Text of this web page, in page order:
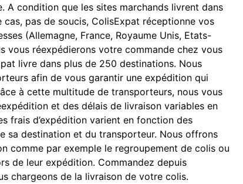
A condition que les sites marchands livrent dans
cas, pas de soucis, ColisExpat réceptionne vos
(Allemagne, France, Royaume Unis, Etats-
vous réexpédierons votre commande chez vous
livre dans plus de 250 destinations. Nous
afin de vous garantir une expédition qui
à cette multitude de transporteurs, nous vous
et des délais de livraison variables en
frais d’expédition varient en fonction des
sa destination et du transporteur. Nous offrons
comme par exemple le regroupement de colis ou
de leur expédition. Commandez depuis
chargeons de la livraison de votre colis.